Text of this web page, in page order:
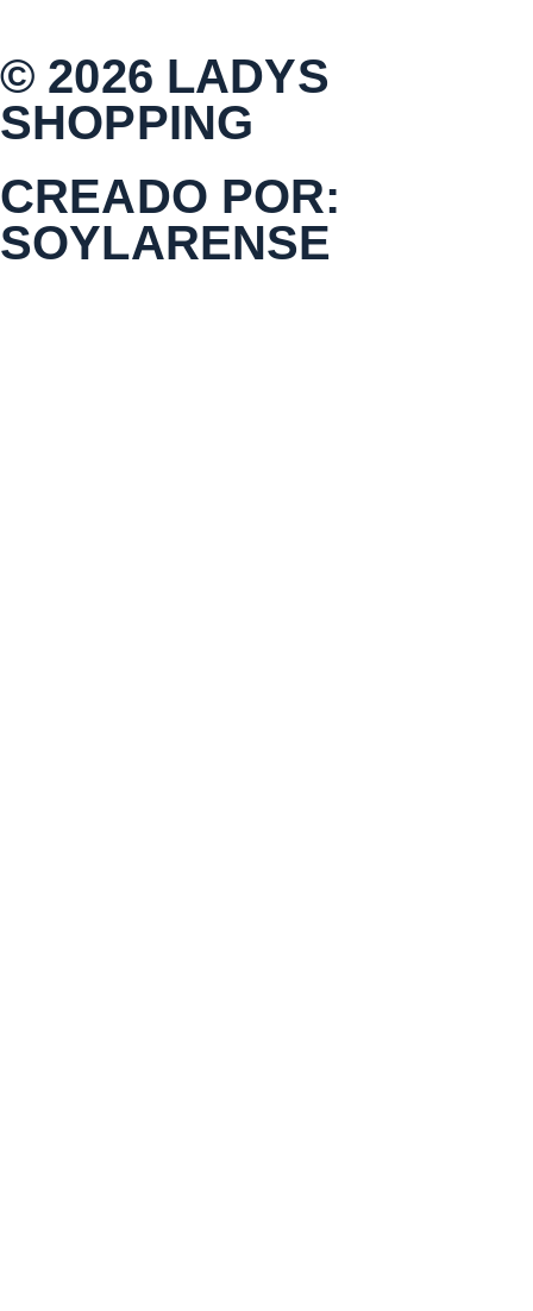
© 2026 LADYS
SHOPPING
CREADO POR:
SOYLARENSE